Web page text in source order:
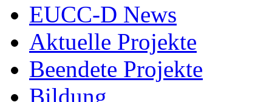
EUCC-D News
Aktuelle Projekte
Beendete Projekte
Bildung